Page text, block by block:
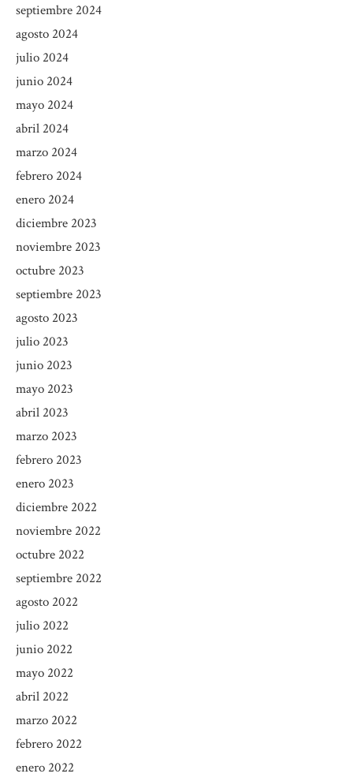
septiembre 2024
agosto 2024
julio 2024
junio 2024
mayo 2024
abril 2024
marzo 2024
febrero 2024
enero 2024
diciembre 2023
noviembre 2023
octubre 2023
septiembre 2023
agosto 2023
julio 2023
junio 2023
mayo 2023
abril 2023
marzo 2023
febrero 2023
enero 2023
diciembre 2022
noviembre 2022
octubre 2022
septiembre 2022
agosto 2022
julio 2022
junio 2022
mayo 2022
abril 2022
marzo 2022
febrero 2022
enero 2022